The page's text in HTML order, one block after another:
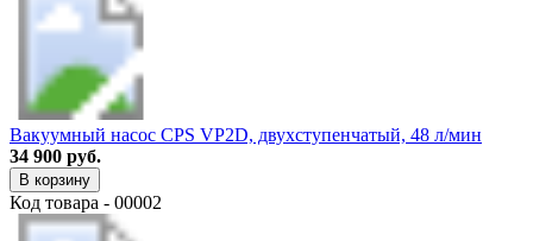
Вакуумный насос CPS VP2D, двухступенчатый, 48 л/мин
34 900 руб.
В корзину
Код товара - 00002